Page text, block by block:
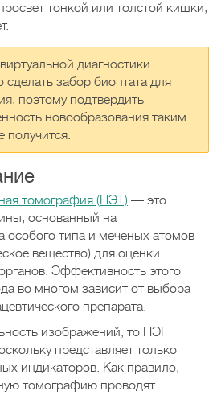
тонкой или толстой кишки,
диагностики
забор биоптата для
поэтому подтвердить
новообразования таким
получится.
томография (ПЭТ) — это
основанный на
особого типа и меченых атомов
вещество) для оценки
Эффективность этого
во многом зависит от выбора
препарата.
изображений, то ПЭГ
представляет только
индикаторов. Как правило,
томографию проводят